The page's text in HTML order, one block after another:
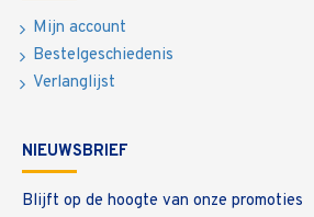
Mijn account
Bestelgeschiedenis
Verlanglijst
NIEUWSBRIEF
Blijft op de hoogte van onze promoties